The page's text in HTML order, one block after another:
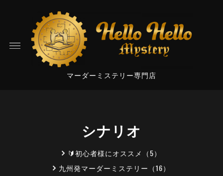
マーダーミステリー専門店
シナリオ
🔰初心者様にオススメ（5）
九州発マーダーミステリー（16）